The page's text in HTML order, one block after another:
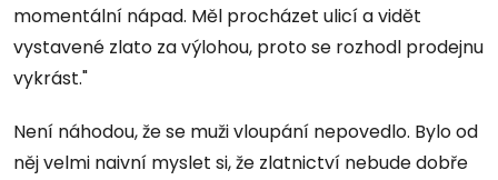
momentální nápad. Měl procházet ulicí a vidět
vystavené zlato za výlohou, proto se rozhodl prodejnu
vykrást."
Není náhodou, že se muži vloupání nepovedlo. Bylo od
něj velmi naivní myslet si, že zlatnictví nebude dobře